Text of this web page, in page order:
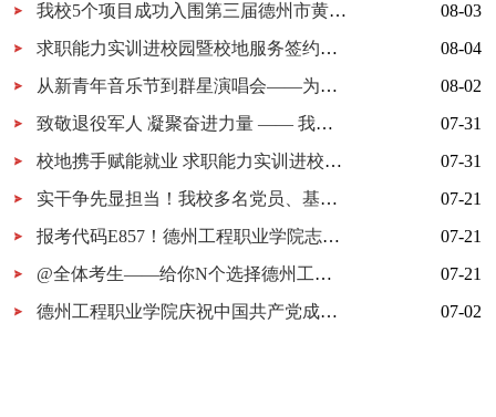
我校5个项目成功入围第三届德州市黄炎培职业教育创新创业大赛决赛
08-03
求职能力实训进校园暨校地服务签约仪式在我校举行
08-04
从新青年音乐节到群星演唱会——为什么又是德工？
08-02
致敬退役军人 凝聚奋进力量 —— 我校开展 “八一建军节” 拥军茶话会
07-31
校地携手赋能就业 求职能力实训进校园暨校地服务签约仪式在我校顺利举行
07-31
实干争先显担当！我校多名党员、基层党组织获市级表彰！
07-21
报考代码E857！德州工程职业学院志愿填报指南
07-21
@全体考生——给你N个选择德州工程职业学院的理由
07-21
德州工程职业学院庆祝中国共产党成立105周年MV《旗帜》上线！用歌声唱响百年信仰！
07-02